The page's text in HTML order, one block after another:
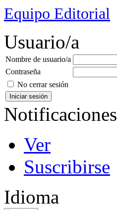
Equipo Editorial
Usuario/a
Nombre de usuario/a
Contraseña
No cerrar sesión
Notificaciones
Ver
Suscribirse
Idioma